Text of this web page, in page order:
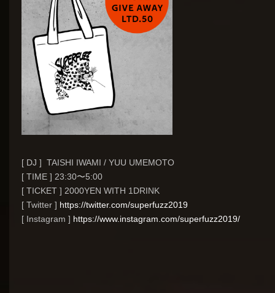
[ DJ ] TAISHI IWAMI / YUU UMEMOTO
[ TIME ] 23:30〜5:00
[ TICKET ] 2000YEN WITH 1DRINK
[ Twitter ] https://twitter.com/superfuzz2019
[ Instagram ] https://www.instagram.com/superfuzz2019/